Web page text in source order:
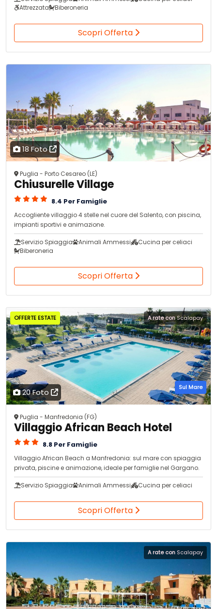
Attrezzata
Biberoneria
Scopri Offerta
18 Foto
Puglia - Porto Cesareo (LE)
Chiusurelle Village
8.4 Per Famiglie
Accogliente villaggio 4 stelle nel cuore del Salento, con piscina,
impianti sportivi e animazione.
Servizio Spiaggia Animali Ammessi
Cucina per celiaci
Biberoneria
Scopri Offerta
20 Foto
OFFERTE ESTATE A rate conScalapay
Sul Mare
Puglia - Manfredonia (FG)
Villaggio African Beach Hotel
8.8 Per Famiglie
Villaggio African Beach a Manfredonia: sul mare con spiaggia
privata, piscine e animazione, ideale per famiglie nel Gargano.
Servizio Spiaggia Animali Ammessi Cucina per celiaci
Scopri Offerta
A rate con Scalapay